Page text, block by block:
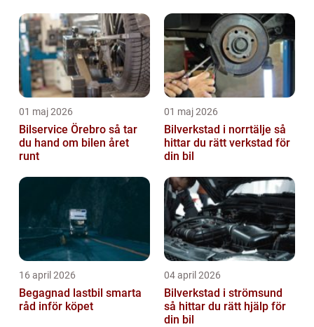
01 maj 2026
Bilservice Örebro så tar
du hand om bilen året
runt
01 maj 2026
Bilverkstad i norrtälje så
hittar du rätt verkstad för
din bil
16 april 2026
Begagnad lastbil smarta
råd inför köpet
04 april 2026
Bilverkstad i strömsund
så hittar du rätt hjälp för
din bil